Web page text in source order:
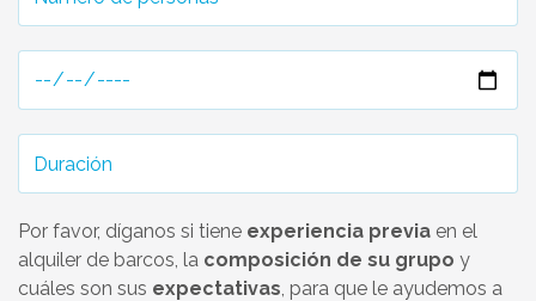
Por favor, díganos si tiene experiencia previa en el
alquiler de barcos, la composición de su grupo y
cuáles son sus expectativas, para que le ayudemos a